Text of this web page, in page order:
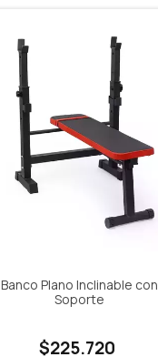
Banco Plano Inclinable con
Soporte
$225.720